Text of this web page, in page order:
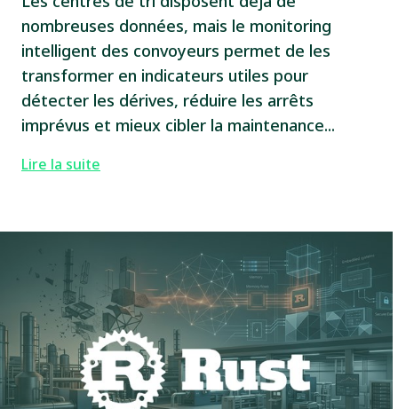
nombreuses données, mais le monitoring
intelligent des convoyeurs permet de les
transformer en indicateurs utiles pour
détecter les dérives, réduire les arrêts
imprévus et mieux cibler la maintenance...
Lire la suite